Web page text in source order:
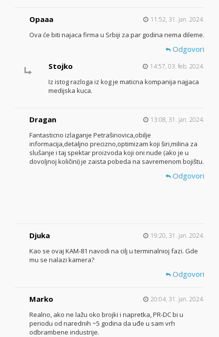
Opaaa 11:52, 31. jan. 2024.
Ova će biti najaca firma u Srbiji za par godina nema dileme.
Odgovori
Stojko
14:57, 03. feb. 2024.
Iz istog razloga iz kog je maticna kompanija najjaca
medijska kuca.
Dragan 13:08, 31. jan. 2024.
Fantasticno izlaganje Petrašinovica,obilje
informacija,detaljno precizno,optimizam koji širi,milina za
slušanje i taj spektar proizvoda koji oni nude (ako je u
dovoljnoj količini) je zaista pobeda na savremenom bojištu.
Odgovori
Djuka 19:20, 31. jan. 2024.
Kao se ovaj KAM-81 navodi na cilj u terminalnioj fazi. Gde
mu se nalazi kamera?
Odgovori
Marko 20:04, 31. jan. 2024.
Realno, ako ne lažu oko brojki i napretka, PR-DC bi u
periodu od narednih ~5 godina da uđe u sam vrh
odbrambene industrije.